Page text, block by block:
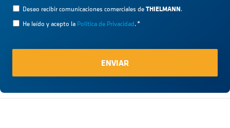
Deseo recibir comunicaciones comerciales deTHIELMANN.
He leído y acepto la Política de Privacidad.*